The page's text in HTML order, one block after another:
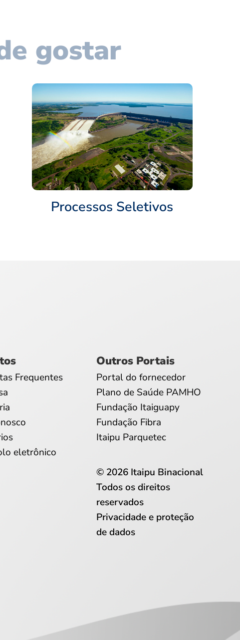
gostar
Processos Seletivos
Frequentes
eletrônico
Outros Portais
Portal do fornecedor
Plano de Saúde PAMHO
Fundação Itaiguapy
Fundação Fibra
Itaipu Parquetec
© 2026 Itaipu Binacional
Todos os direitos
reservados
Privacidade e proteção
de dados